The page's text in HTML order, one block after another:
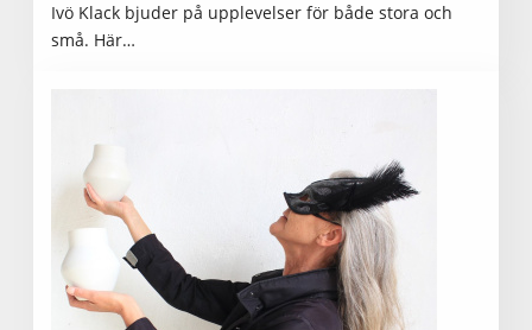
Ivö Klack bjuder på upplevelser för både stora och
små. Här…